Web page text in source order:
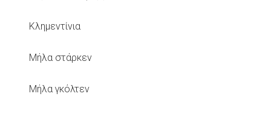
Κλημεντίνια
Μήλα στάρκεν
Μήλα γκόλτεν